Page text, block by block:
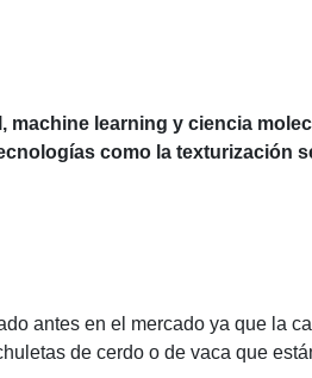
machine learning y ciencia
como la texturización
antes en el mercado ya que la
de cerdo o de vaca que